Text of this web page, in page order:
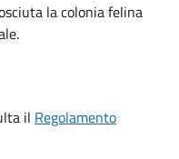
la colonia felina
il Regolamento